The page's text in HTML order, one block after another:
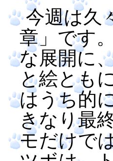
今週は久
章」です
な展開に
と絵とも
はうち的
きなり最
モだけで